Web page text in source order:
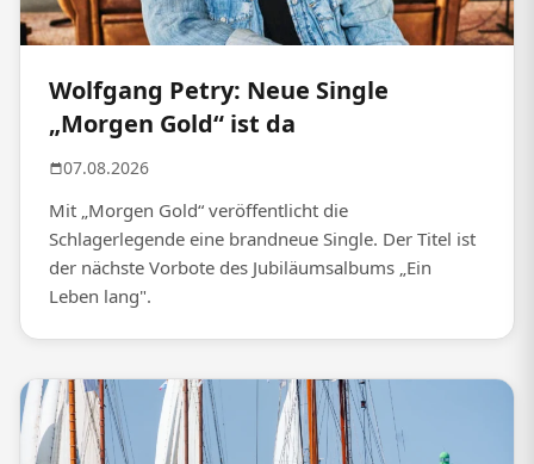
Wolfgang Petry: Neue Single
„Morgen Gold“ ist da
07.08.2026
Mit „Morgen Gold“ veröffentlicht die
Schlagerlegende eine brandneue Single. Der Titel ist
der nächste Vorbote des Jubiläumsalbums „Ein
Leben lang".